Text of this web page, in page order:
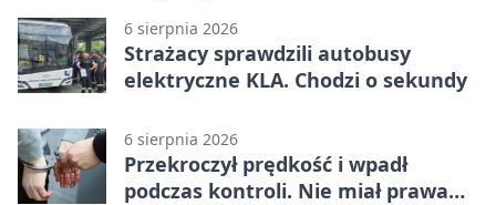
6 sierpnia 2026
Strażacy sprawdzili autobusy
elektryczne KLA. Chodzi o sekundy
6 sierpnia 2026
Przekroczył prędkość i wpadł
podczas kontroli. Nie miał prawa